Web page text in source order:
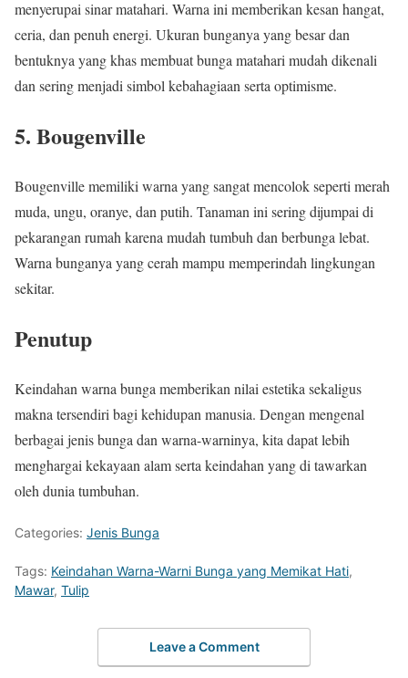
menyerupai sinar matahari. Warna ini memberikan kesan hangat,
ceria, dan penuh energi. Ukuran bunganya yang besar dan
bentuknya yang khas membuat bunga matahari mudah dikenali
dan sering menjadi simbol kebahagiaan serta optimisme.
5. Bougenville
Bougenville memiliki warna yang sangat mencolok seperti merah
muda, ungu, oranye, dan putih. Tanaman ini sering dijumpai di
pekarangan rumah karena mudah tumbuh dan berbunga lebat.
Warna bunganya yang cerah mampu memperindah lingkungan
sekitar.
Penutup
Keindahan warna bunga memberikan nilai estetika sekaligus
makna tersendiri bagi kehidupan manusia. Dengan mengenal
berbagai jenis bunga dan warna-warninya, kita dapat lebih
menghargai kekayaan alam serta keindahan yang di tawarkan
oleh dunia tumbuhan.
Categories: Jenis Bunga
Tags: Keindahan Warna-Warni Bunga yang Memikat Hati,
Mawar, Tulip
Leave a Comment